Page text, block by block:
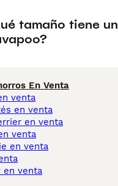
tamaño tiene un
En Venta
venta
en venta
en venta
venta
en venta
en venta